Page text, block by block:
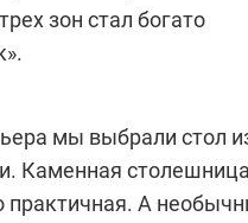
зон стал богато
мы выбрали стол
Каменная столешница
практичная. А